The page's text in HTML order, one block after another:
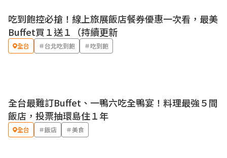
吃到飽控必搶！線上旅展飯店餐券優惠一次看，最美
Buffet買１送１（持續更新
全台 ＃台北吃到飽 ＃吃到飽
全台最難訂Buffet、一鴨六吃全鴨宴！料理最強５間
飯店，投票抽環島住１年
全台 ＃飯店 ＃美食